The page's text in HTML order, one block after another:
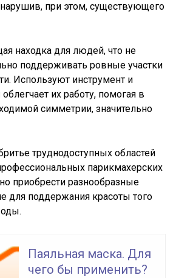
нарушив, при этом, существующего
находка для людей, что не
поддерживать ровные участки
Используют инструмент и
их работу, помогая в
симметрии, значительно
труднодоступных областей
парикмахерских
приобрести разнообразные
для поддержания красоты того
Паяльная маска. Для
чего бы применить?